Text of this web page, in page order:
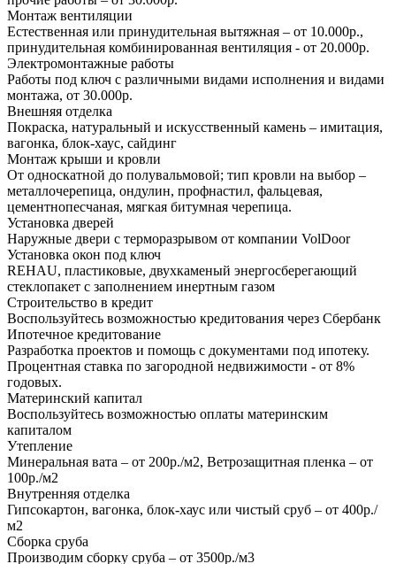
Монтаж вентиляции
Естественная или принудительная вытяжная – от 10.000р.,
принудительная комбинированная вентиляция - от 20.000р.
Электромонтажные работы
Работы под ключ с различными видами исполнения и видами
монтажа, от 30.000р.
Внешняя отделка
Покраска, натуральный и искусственный камень – имитация,
вагонка, блок-хаус, сайдинг
Монтаж крыши и кровли
От односкатной до полувальмовой; тип кровли на выбор –
металлочерепица, ондулин, профнастил, фальцевая,
цементнопесчаная, мягкая битумная черепица.
Установка дверей
Наружные двери с терморазрывом от компании VolDoor
Установка окон под ключ
REHAU, пластиковые, двухкаменый энергосберегающий
стеклопакет с заполнением инертным газом
Строительство в кредит
Воспользуйтесь возможностью кредитования через Сбербанк
Ипотечное кредитование
Разработка проектов и помощь с документами под ипотеку.
Процентная ставка по загородной недвижимости - от 8%
годовых.
Материнский капитал
Воспользуйтесь возможностью оплаты материнским
капиталом
Утепление
Минеральная вата – от 200р./м2, Ветрозащитная пленка – от
100р./м2
Внутренняя отделка
Гипсокартон, вагонка, блок-хаус или чистый сруб – от 400р./
м2
Сборка сруба
Производим сборку сруба – от 3500р./м3